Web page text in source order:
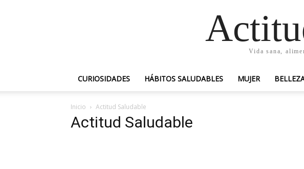
Vida sana,
CURIOSIDADES HÁBITOS SALUDABLES MUJER
Inicio Actitud Saludable
Actitud Saludable